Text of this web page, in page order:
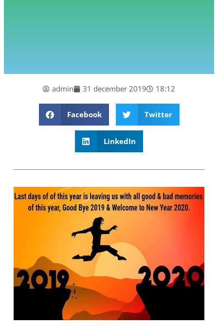
admin 31 december 2019 18:12
Facebook Twitter
LinkedIn